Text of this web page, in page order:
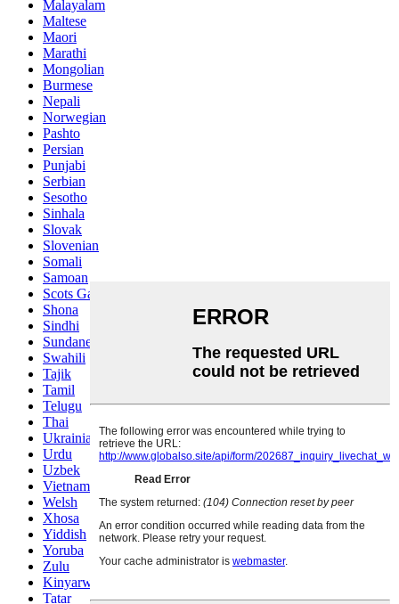
Malayalam
Maltese
Maori
Marathi
Mongolian
Burmese
Nepali
Norwegian
Pashto
Persian
Punjabi
Serbian
Sesotho
Sinhala
Slovak
Slovenian
Somali
Samoan
Scots Gaelic
Shona
Sindhi
Sundanese
Swahili
Tajik
Tamil
Telugu
Thai
Ukrainian
Urdu
Uzbek
Vietnamese
Welsh
Xhosa
Yiddish
Yoruba
Zulu
Kinyarwanda
Tatar